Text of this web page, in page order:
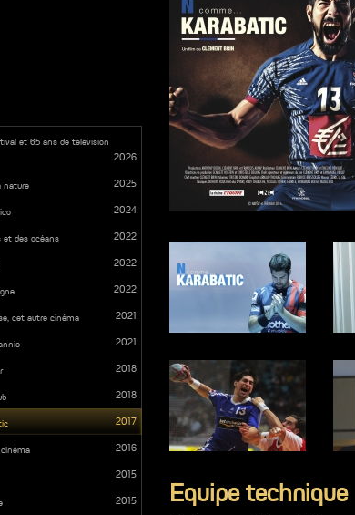
et 65 ans de télévision
2026
nature 2025
2024
et des océans 2022
2022
2022
cet autre cinéma 2021
2021
2018
2018
2017
2016
2015
2015 Equipe technique